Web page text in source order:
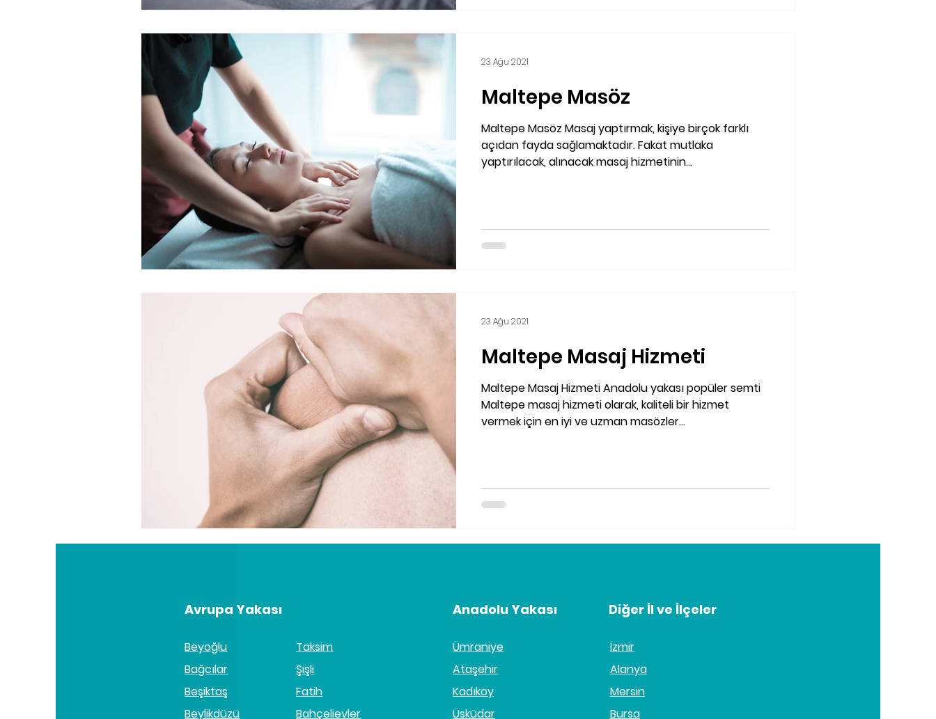
Maltepe Masöz
Maltepe Masöz Masaj yaptırmak, kişiye birçok farklı
açıdan fayda sağlamaktadır. Fakat mutlaka
yaptırılacak, alınacak masaj hizmetinin...
23 Ağu 2021
Maltepe Masaj Hizmeti
Maltepe Masaj Hizmeti Anadolu yakası popüler semti
Maltepe masaj hizmeti olarak, kaliteli bir hizmet
vermek için en iyi ve uzman masözler...
23 Ağu 2021
Avrupa Yakası
Beyoğlu
Bağcılar
Beşiktaş
Beylikdüzü
Taksim
Şişli
Fatih
Bahçelievler
Anadolu Yakası
Ümraniye
Ataşehir
Kadıköy
Üsküdar
Diğer İl ve İlçeler
İzmir
Alanya
Mersin
Bursa